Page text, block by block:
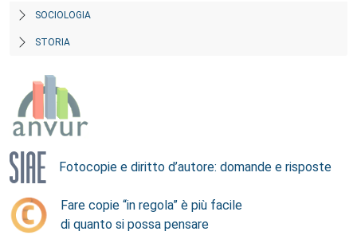
SOCIOLOGIA
STORIA
Fotocopie e diritto d’autore: domande e risposte
Fare copie “in regola” è più facile
di quanto si possa pensare